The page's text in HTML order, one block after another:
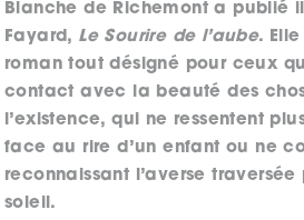
Blanche de Richemont a publié
Fayard, Le Sourire de l’aube.
roman tout désigné pour ceux
contact avec la beauté des
l’existence, qui ne ressentent
face au rire d’un enfant ou ne
reconnaissant l’averse
soleil.